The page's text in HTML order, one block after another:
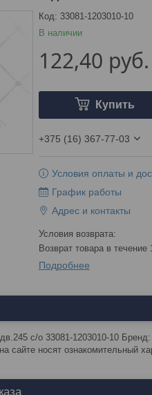
В наличии
Код: 33081-1203010-10
122,40 руб.
Купить
+375 (16) 367-77-03
Условия оплаты и
График работы
Адрес и контакты
возврат товара в течение
Подробнее
с/о 33081-1203010-10
носят ознакомительный